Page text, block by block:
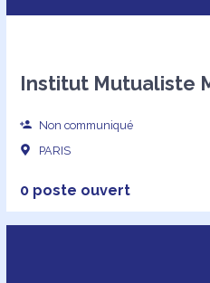
Institut Mutualiste
Non communiqué
PARIS
0 poste ouvert